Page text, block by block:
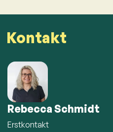
Kontakt
Rebecca Schmidt
Erstkontakt